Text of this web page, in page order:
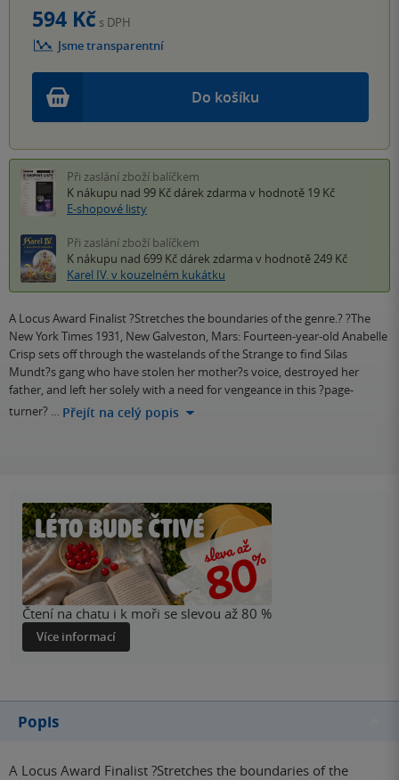
Do košíku
594 Kč s DPH
Jsme transparentní
Při zaslání zboží balíčkem
K nákupu nad 99 Kč dárek zdarma v hodnotě 19 Kč
E-shopové listy
Při zaslání zboží balíčkem
K nákupu nad 699 Kč dárek zdarma v hodnotě 249 Kč
Karel IV. v kouzelném kukátku
A Locus Award Finalist ?Stretches the boundaries of the genre.? ?The
New York Times 1931, New Galveston, Mars: Fourteen-year-old Anabelle
Crisp sets off through the wastelands of the Strange to find Silas
Mundt?s gang who have stolen her mother?s voice, destroyed her
father, and left her solely with a need for vengeance in this ?page-
turner? … Přejít na celý popis
Čtení na chatu i k moři se slevou až 80 %
Více informací
Popis
A Locus Award Finalist ?Stretches the boundaries of the